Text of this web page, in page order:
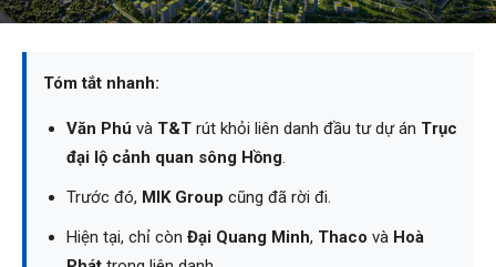
Tóm tắt nhanh:
Văn Phú và T&T rút khỏi liên danh đầu tư dự án Trục
đại lộ cảnh quan sông Hồng.
Trước đó, MIK Group cũng đã rời đi.
Hiện tại, chỉ còn Đại Quang Minh, Thaco và Hoà